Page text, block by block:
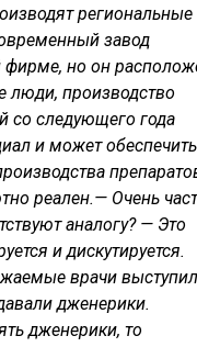
региональные
завод
фирме, но он
люди, производство
со следующего года
и может обеспечить
реален.— Очень
аналогу? — Это
и дискутируется.
врачи
дженерики.
дженерики, то